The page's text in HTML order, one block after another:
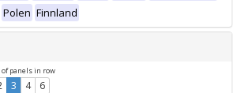
Polen Finnland
panels in row
3 4 6